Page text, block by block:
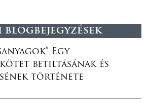
blogbejegyzések
Egy
betiltásának és
története